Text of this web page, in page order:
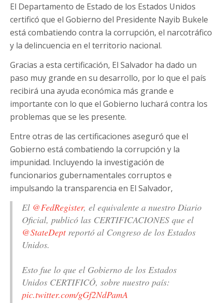
El Departamento de Estado de los Estados Unidos
certificó que el Gobierno del Presidente Nayib Bukele
está combatiendo contra la corrupción, el narcotráfico
y la delincuencia en el territorio nacional.
Gracias a esta certificación, El Salvador ha dado un
paso muy grande en su desarrollo, por lo que el país
recibirá una ayuda económica más grande e
importante con lo que el Gobierno luchará contra los
problemas que se les presente.
Entre otras de las certificaciones aseguró que el
Gobierno está combatiendo la corrupción y la
impunidad. Incluyendo la investigación de
funcionarios gubernamentales corruptos e
impulsando la transparencia en El Salvador,
El @FedRegister, el equivalente a nuestro Diario
Oficial, publicó las CERTIFICACIONES que el
@StateDeptreportó al Congreso de los Estados
Unidos.
Esto fue lo que el Gobierno de los Estados
Unidos CERTIFICÓ, sobre nuestro país:
pic.twitter.com/gGf2NdPamA